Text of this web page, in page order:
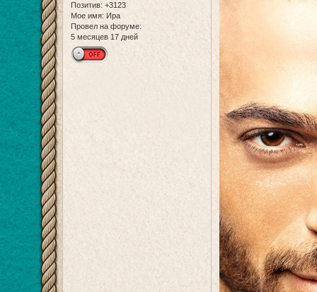
Позитив: +3123
Мое имя: Ира
Провел на форуме:
5 месяцев 17 дней